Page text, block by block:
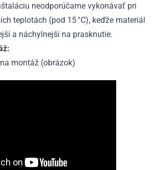
neodporúčame vykonávať pri
teplotách (pod 15 °C), keďže materiál
a náchylnejší na prasknutie.
montáž (obrázok)